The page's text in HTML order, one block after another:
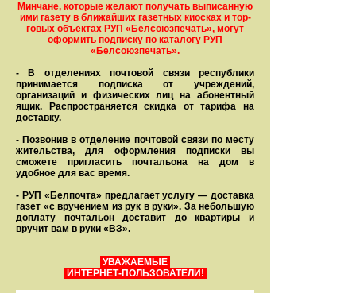
Минчане, которые желают получать вы­писанную
ими газету в бли­жай­ших газет­ных киосках и тор­
го­вых объе­ктах РУП «Белсоюзпечать», могут
оформить под­пис­ку по ка­та­ло­гу РУП
«Белсоюзпечать».
- В отделениях почтовой связи рес­пуб­лики
принимается подписка от учреждений,
организаций и фи­зи­ческих лиц на абонентный
ящик. Распространяется скидка от тарифа на
доставку.
- Позвонив в отделение почтовой связи по месту
жительства, для оформления подписки вы
сможете пригласить почтальона на дом в
удобное для вас время.
- РУП «Белпочта» предлагает услугу — доставка
газет «с вручением из рук в руки». За небольшую
доплату почтальон доставит до квартиры и
вручит вам в руки «ВЗ».
УВАЖАЕМЫЕ
ИНТЕРНЕТ-ПОЛЬЗОВАТЕЛИ!